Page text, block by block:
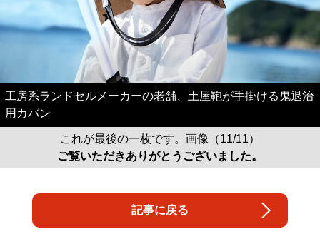
工房系ランドセルメーカーの老舗、土屋鞄が手掛ける鬼退治
用カバン
これが最後の一枚です。画像（11/11）
ご覧いただきありがとうございました。
記事に戻る